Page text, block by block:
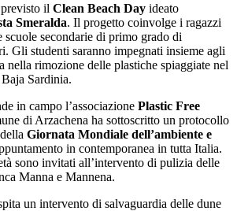
il Clean Beach Day ideato
Smeralda. Il progetto coinvolge i ragazzi
scuole secondarie di primo grado di
Gli studenti saranno impegnati insieme agli
nella rimozione delle plastiche spiaggiate nel
Sardinia.
in campo l’associazione Plastic Free
di Arzachena ha sottoscritto un protocollo
Giornata Mondiale dell’ambiente e
in contemporanea in tutta Italia.
sono invitati all’intervento di pulizia delle
Manna e Mannena.
un intervento di salvaguardia delle dune